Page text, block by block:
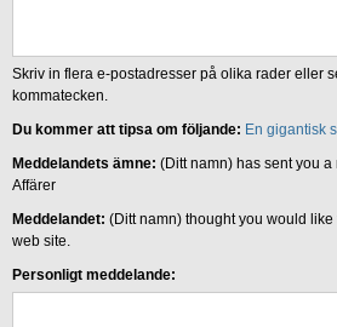
Skriv in flera e-postadresser på olika rader eller
kommatecken.
Du kommer att tipsa om följande: En gigantisk
Meddelandets ämne: (Ditt namn) has sent you
Affärer
Meddelandet: (Ditt namn) thought you would
web site.
Personligt meddelande: